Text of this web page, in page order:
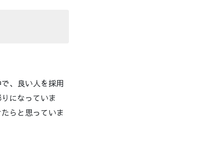
、良い人を採用
になっていま
らと思っていま